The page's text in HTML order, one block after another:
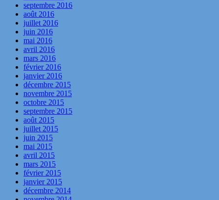
septembre 2016
août 2016
juillet 2016
juin 2016
mai 2016
avril 2016
mars 2016
février 2016
janvier 2016
décembre 2015
novembre 2015
octobre 2015
septembre 2015
août 2015
juillet 2015
juin 2015
mai 2015
avril 2015
mars 2015
février 2015
janvier 2015
décembre 2014